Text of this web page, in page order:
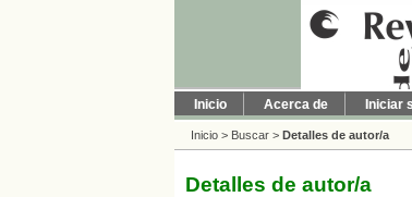
Inicio Acerca de Iniciar
Inicio > Buscar > Detalles de autor/a
Detalles de autor/a